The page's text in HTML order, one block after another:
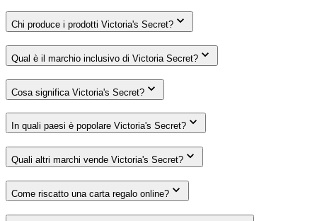
Chi produce i prodotti Victoria's Secret?
Qual è il marchio inclusivo di Victoria Secret?
Cosa significa Victoria's Secret?
In quali paesi è popolare Victoria's Secret?
Quali altri marchi vende Victoria's Secret?
Come riscatto una carta regalo online?